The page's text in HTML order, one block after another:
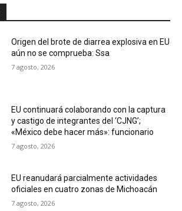
Origen del brote de diarrea explosiva en EU
aún no se comprueba: Ssa
7 agosto, 2026
EU continuará colaborando con la captura
y castigo de integrantes del ‘CJNG’;
«México debe hacer más»: funcionario
7 agosto, 2026
EU reanudará parcialmente actividades
oficiales en cuatro zonas de Michoacán
7 agosto, 2026